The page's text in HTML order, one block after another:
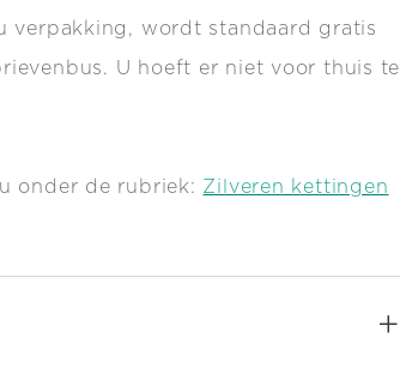
verpakking, wordt standaard gratis
U hoeft er niet voor thuis te
onder de rubriek: Zilveren kettingen
+